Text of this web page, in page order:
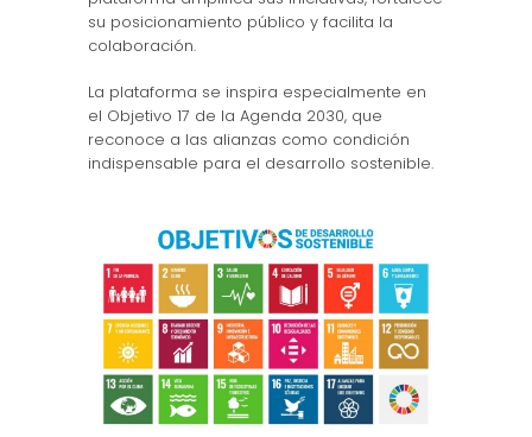
su posicionamiento público y facilita la
colaboración.
La plataforma se inspira especialmente en
el Objetivo 17 de la Agenda 2030, que
reconoce a las alianzas como condición
indispensable para el desarrollo sostenible.